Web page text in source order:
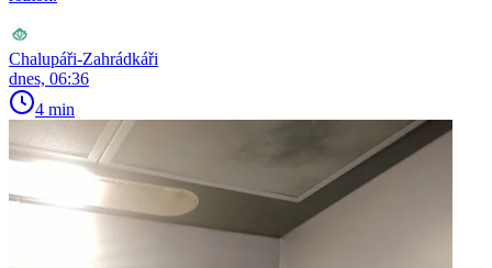
Chalupáři-Zahrádkáři
dnes, 06:36
4 min